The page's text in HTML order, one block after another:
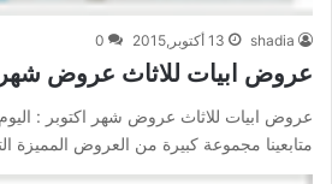
shadia 13 أكتوبر,2015 0
عروض ابيات للاثاث عروض شهر
عروض ابيات للاثاث عروض شهر اكتوبر :
متابعينا مجموعة كبيرة من العروض المميزة